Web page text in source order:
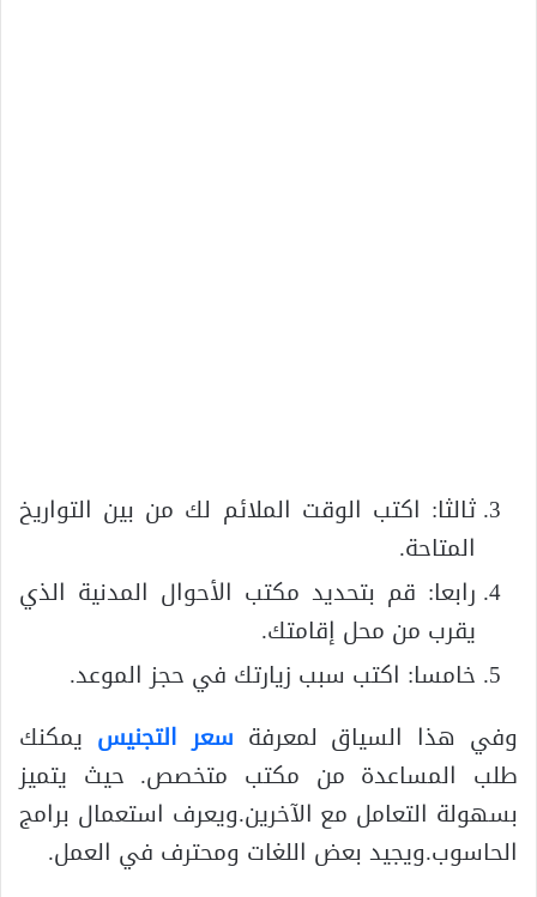
ثالثا: اكتب الوقت الملائم لك من بين التواريخ
المتاحة.
رابعا: قم بتحديد مكتب الأحوال المدنية الذي
يقرب من محل إقامتك.
خامسا: اكتب سبب زيارتك في حجز الموعد.
وفي هذا السياق لمعرفة سعر التجنيس يمكنك
طلب المساعدة من مكتب متخصص. حيث يتميز
بسهولة التعامل مع الآخرين.ويعرف استعمال برامج
الحاسوب.ويجيد بعض اللغات ومحترف في العمل.